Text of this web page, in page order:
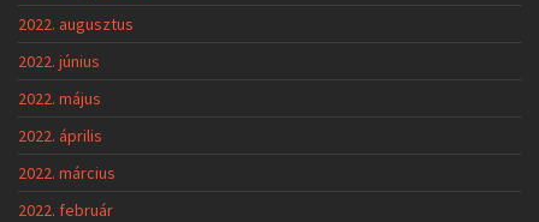
2022. augusztus
2022. június
2022. május
2022. április
2022. március
2022. február